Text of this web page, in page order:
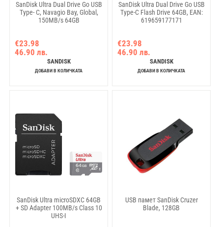
SanDisk Ultra Dual Drive Go USB
Type- C, Navagio Bay, Global,
150MB/s 64GB
€23.98
46.90 лв.
SANDISK
ДОБАВИ В КОЛИЧКАТА
SanDisk Ultra Dual Drive Go USB
Type-C Flash Drive 64GB, EAN:
619659177171
€23.98
46.90 лв.
SANDISK
ДОБАВИ В КОЛИЧКАТА
SanDisk Ultra microSDXC 64GB
+ SD Adapter 100MB/s Class 10
UHS-I
USB памет SanDisk Cruzer
Blade, 128GB